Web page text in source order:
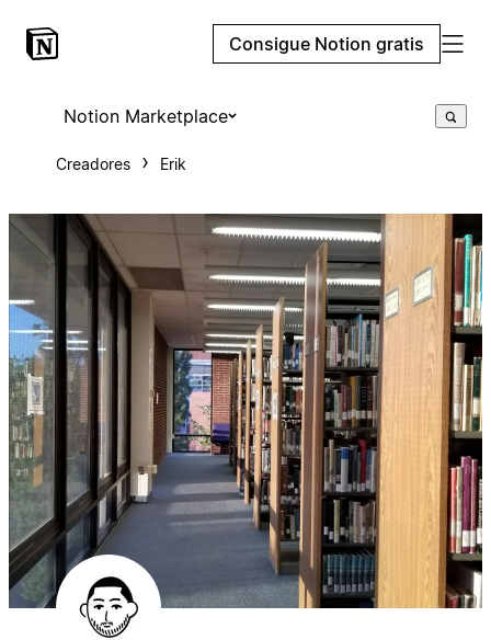
Consigue Notion gratis
Notion Marketplace
Creadores Erik